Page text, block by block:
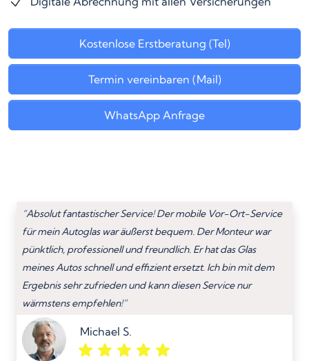
Kostenlose Erstberatung (Tel)
Termin vereinbaren (Mail)
WhatsApp Anfrage
“Absolut fantastischer Service! Der mobile Vor-Ort-Service
für mein Autoglas war äußerst bequem. Der Monteur war
pünktlich, professionell und freundlich. Er hat das Glas
meines Autos schnell und effizient ersetzt. Ich bin mit dem
Ergebnis sehr zufrieden und kann diesen Service nur
wärmstens empfehlen!”
Michael S.